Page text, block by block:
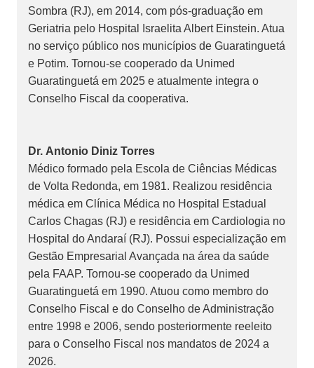
Sombra (RJ), em 2014, com pós-graduação em
Geriatria pelo Hospital Israelita Albert Einstein. Atua
no serviço público nos municípios de Guaratinguetá
e Potim. Tornou-se cooperado da Unimed
Guaratinguetá em 2025 e atualmente integra o
Conselho Fiscal da cooperativa.
Dr. Antonio Diniz Torres
Médico formado pela Escola de Ciências Médicas
de Volta Redonda, em 1981. Realizou residência
médica em Clínica Médica no Hospital Estadual
Carlos Chagas (RJ) e residência em Cardiologia no
Hospital do Andaraí (RJ). Possui especialização em
Gestão Empresarial Avançada na área da saúde
pela FAAP. Tornou-se cooperado da Unimed
Guaratinguetá em 1990. Atuou como membro do
Conselho Fiscal e do Conselho de Administração
entre 1998 e 2006, sendo posteriormente reeleito
para o Conselho Fiscal nos mandatos de 2024 a
2026.